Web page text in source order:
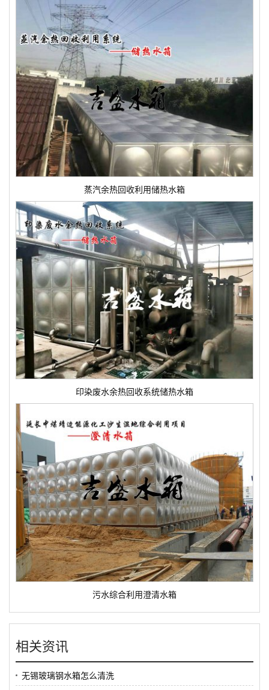
蒸汽余热回收利用储热水箱
印染废水余热回收系统储热水箱
污水综合利用澄清水箱
相关资讯
无锡玻璃钢水箱怎么清洗